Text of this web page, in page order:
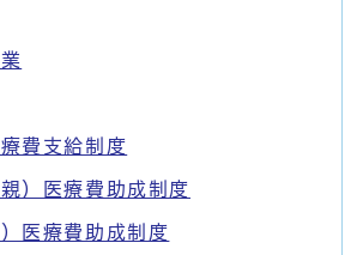
費支給制度
）医療費助成制度
医療費助成制度